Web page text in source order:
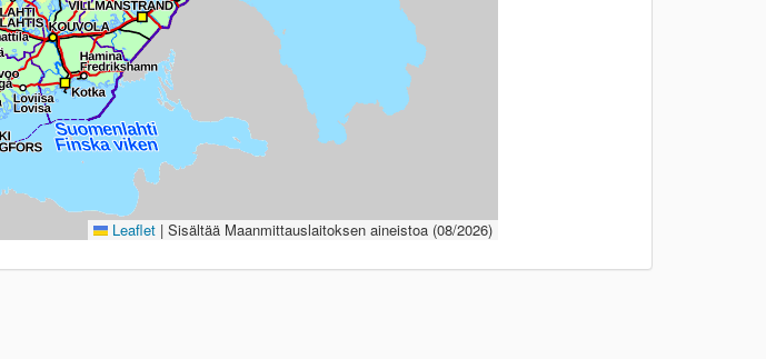
Leaflet | Sisältää Maanmittauslaitoksen aineistoa (08/2026)